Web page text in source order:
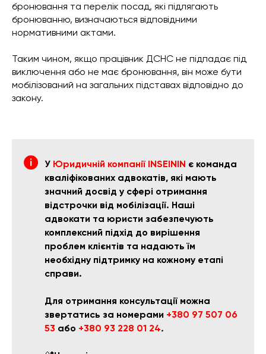
бронювання та перелік посад, які підлягають
бронюванню, визначаються відповідними
нормативними актами.
Таким чином, якщо працівник ДСНС не підпадає під
виключення або не має бронювання, він може бути
мобілізований на загальних підставах відповідно до
закону.
У Юридичній компанії INSEININ є команда
кваліфікованих адвокатів, які мають
значний досвід у сфері отримання
відстрочки від мобілізації. Наші
адвокати та юристи забезпечують
комплексний підхід до вирішення
проблем клієнтів та надають їм
необхідну підтримку на кожному етапі
справи.
Для отримання консультації можна
звертатись за номерами +380 97 507 06
53 або +380 93 228 01 24.